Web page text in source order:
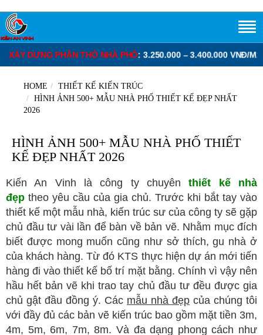
: 3.250.000 – 3.400.000 VNĐ/M2.ĐƠN GIÁ XÂY DỰNG PHẦN
HOME
THIẾT KẾ KIẾN TRÚC
HÌNH ẢNH 500+ MẪU NHÀ PHỐ THIẾT KẾ ĐẸP NHẤT
2026
HÌNH ẢNH 500+ MẪU NHÀ PHỐ THIẾT
KẾ ĐẸP NHẤT 2026
Kiến An Vinh là công ty chuyênthiết kế nhà
đẹp theo yêu cầu của gia chủ. Trước khi bắt tay vào
thiết kế một mẫu nhà, kiến trúc sư của công ty sẽ gặp
chủ đầu tư vài lần để bàn về bản vẽ. Nhằm mục đích
biết được mong muốn cũng như sở thích, gu nhà ở
của khách hàng. Từ đó KTS thực hiện dự án mới tiến
hàng đi vào thiết kế bố trí mặt bằng. Chính vì vậy nên
hầu hết bản vẽ khi trao tay chủ đầu tư đều được gia
chủ gật đầu đồng ý. Các mẫu nhà đẹp của chúng tôi
với đầy đủ các bản vẽ kiến trúc bao gồm mặt tiền 3m,
4m, 5m, 6m, 7m, 8m. Và đa dạng phong cách như